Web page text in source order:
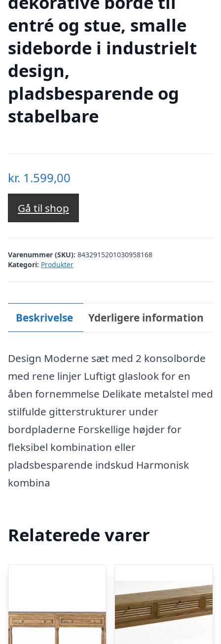
entré og stue, smalle
sideborde i industrielt
design,
pladsbesparende og
stabelbare
kr. 1.599,00
Gå til shop
Varenummer (SKU): 8432915201030958168
Kategori: Produkter
Beskrivelse Yderligere information
Design Moderne sæt med 2 konsolborde
med rene linjer Luftigt glaslook for en
åben fornemmelse Delikate metalstel med
stilfulde gitterstrukturer under
bordpladerne Forskellige højder for
fleksibel kombination eller
pladsbesparende indskud Harmonisk
kombina
Relaterede varer